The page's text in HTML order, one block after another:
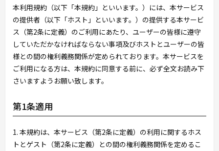
本利用規約（以下「本規約」といいます。）には、本サービス
の提供者（以下「ホスト」といいます。）の提供する本サービ
ス（第2条に定義）のご利用にあたり、ユーザーの皆様に遵守
していただかなければならない事項及びホストとユーザーの皆
様との間の権利義務関係が定められております。本サービスを
ご利用になる方は、本規約に同意する前に、必ず全文お読み下
さいますようお願い致します。
第1条適用
1. 本規約は、本サービス（第2条に定義）の利用に関するホス
トとゲスト（第2条に定義）との間の権利義務関係を定めるこ